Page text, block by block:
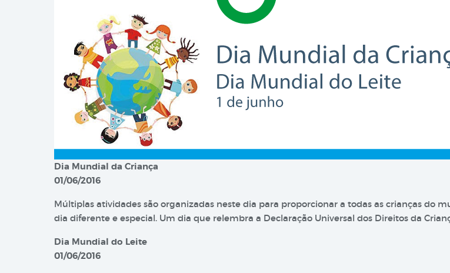
Dia Mundial da Criança
01/06/2016
Múltiplas atividades são organizadas neste dia para proporcionar a todas as crianças do
dia diferente e especial. Um dia que relembra a Declaração Universal dos Direitos da
Dia Mundial do Leite
01/06/2016